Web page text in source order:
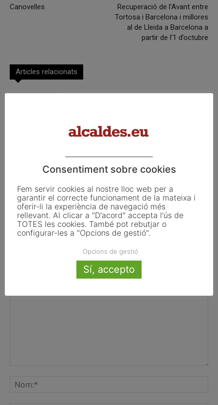
Canovelles
Recuperació de l’Avant entre
Tortosa i Barcelona i millores
al de Lleida a Barcelona a
partir de l’1 d’octubre
Articles relacionats
El Drac de Vilallonga de Ter
Consentiment sobre cookies
Fem servir cookies al nostre lloc web per a
garantir el correcte funcionament de la mateixa i
oferir-li la experiència de navegació més
rellevant. Al clicar a "D'acord" accepta l'ús de
TOTES les cookies. També pot rebutjar o
configurar-les a "Opcions de gestió".
Opcions de gestió
Sí, accepto